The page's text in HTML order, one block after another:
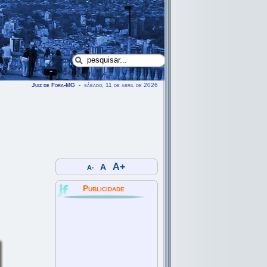
Juiz de Fora-MG - sábado, 11 de abril de 2026
A- A A+
Publicidade